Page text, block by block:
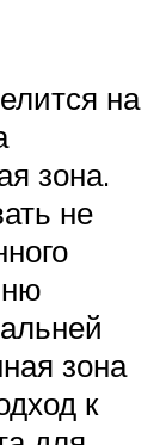
на
зона.
не
зона
к